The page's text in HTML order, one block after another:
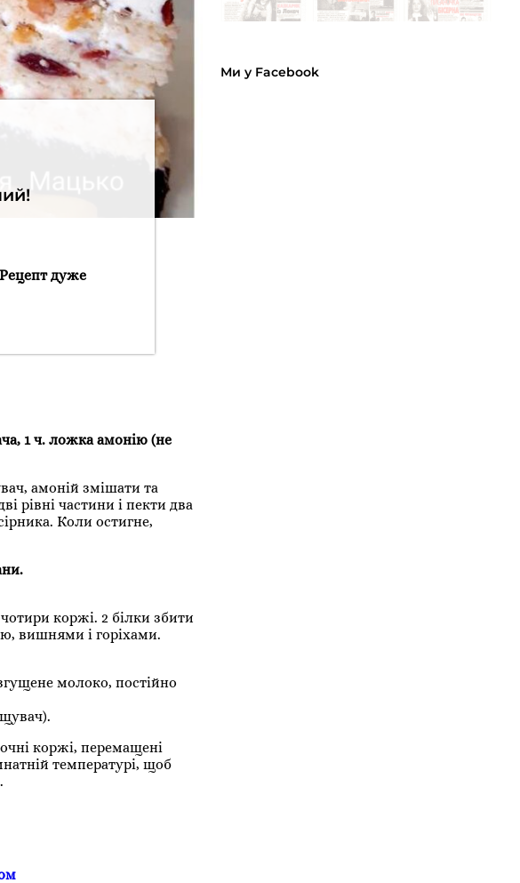
дуже
1 ч. ложка амонію (не
амоній змішати та
рівні частини і пекти два
Коли остигне,
коржі. 2 білки збити
вишнями і горіхами.
молоко, постійно
коржі, перемащені
температурі, щоб
Ми у Facebook